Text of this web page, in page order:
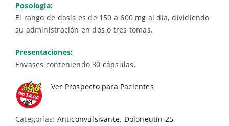
Posología:
El rango de dosis es de 150 a 600 mg al día, dividiendo
su administración en dos o tres tomas.
Presentaciones:
Envases conteniendo 30 cápsulas.
Ver Prospecto para Pacientes
Categorías: Anticonvulsivante, Doloneutin 25,